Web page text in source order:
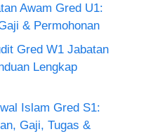
Awam Gred U1:
& Permohonan
Gred W1 Jabatan
Lengkap
Islam Gred S1:
Gaji, Tugas &